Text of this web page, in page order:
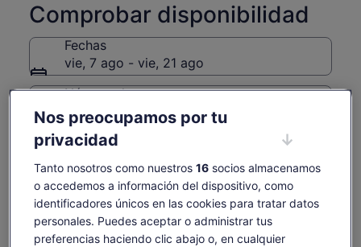
Comprobar disponibilidad
Fechas
vie, 7 ago - vie, 21 ago
Número de personas
1 adulto
vie., 7 ago.
29 €
sáb., 8 ago.
29 € 29 €
lun., 10 ago.
29 €
El
precio
29 € Ver entradas
Es posible que el contenido de esta página se haya
traducido automáticamente.
Ver texto original (inglés)
Nos preocupamos por tu
privacidad
Tanto nosotros como nuestros 16socios almacenamos
o accedemos a información del dispositivo, como
identificadores únicos en las cookies para tratar datos
personales. Puedes aceptar o administrar tus
preferencias haciendo clic abajo o, en cualquier